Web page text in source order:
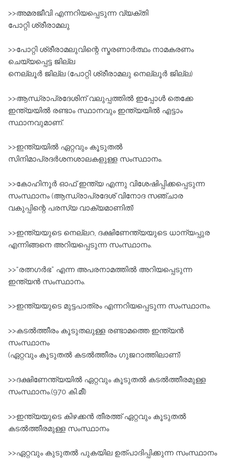
>>അമരജീവി എന്നറിയപ്പെടുന്ന വ്യക്തി
പോറ്റി ശ്രീരാമലു
>>പോറ്റി ശ്രീരാമലുവിന്റെ സ്മരണാര്‍ത്ഥം നാമകരണം
ചെയ്യപ്പെട്ട ജില്ല
നെല്ലൂര്‍ ജില്ല (പോറ്റി ശ്രീരാമലു നെല്ലൂര്‍ ജില്ല)
>>ആന്ധ്രാപ്രദേശിന്‌ വലുപ്പത്തില്‍ ഇപ്പോള്‍ തെക്കേ
ഇന്ത്യയില്‍ രണ്ടാം സ്ഥാനവും ഇന്ത്യയില്‍ എട്ടാം
സ്ഥാനവുമാണ്‌.
>>ഇന്ത്യയില്‍ ഏറ്റവും കൂടുതല്‍
സിനിമാപ്രദര്‍ശനശാലകളുള്ള സംസ്ഥാനം.
>>കോഹിനൂര്‍ ഓഫ്‌ ഇന്ത്യ എന്നു വിശേഷിപ്പിക്കപ്പെടുന്ന
സംസ്ഥാനം (ആന്ധ്രാപ്രദേശ്‌ വിനോദ സഞ്ചാര
വകുപ്പിന്റെ പരസ്യ വാക്യമാണിത്‌)
>>ഇന്ത്യയുടെ നെല്ലറ, ദക്ഷിണേന്ത്യയുടെ ധാന്യപ്പുര
എന്നിങ്ങനെ അറിയപ്പെടുന്ന സംസ്ഥാനം.
>>“രത്നഗര്‍ഭ” എന്ന അപരനാമത്തില്‍ അറിയപ്പെടുന്ന
ഇന്ത്യന്‍ സംസ്ഥാനം.
>>ഇന്ത്യയുടെ മുട്ടപാത്രം എന്നറിയപ്പെടുന്ന സംസ്ഥാനം.
>>കടല്‍ത്തീരം കൂടുതലുള്ള രണ്ടാമത്തെ ഇന്ത്യന്‍
സംസ്ഥാനം
(ഏറ്റവും കൂടുതല്‍ കടല്‍ത്തീരം ഗുജറാത്തിലാണ്‌)
>>ദക്ഷിണേന്ത്യയില്‍ ഏറ്റവും കൂടുതല്‍ കടല്‍ത്തീരമുള്ള
സംസ്ഥാനം.(970 കി.മീ)
>>ഇന്ത്യയുടെ കിഴക്കന്‍ തീരത്ത്‌ ഏറ്റവും കൂടുതല്‍
കടല്‍ത്തീരമുള്ള സംസ്ഥാനം
>>ഏറ്റവും കുടുതല്‍ പുകയില ഉത്പാദിപ്പിക്കുന്ന സംസ്ഥാനം